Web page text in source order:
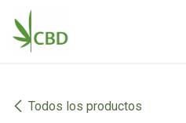
Ir al contenido
Todos los productos